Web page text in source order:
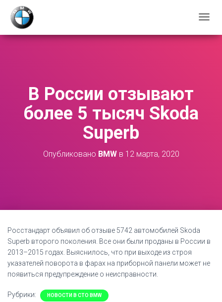
Е
В России отзывают
более 5 тысяч Skoda
Superb
Опубликовано BMWв 12 марта, 2020
Росстандарт объявил об отзыве 5742 автомобилей Skoda
Superb второго поколения. Все они были проданы в России в
2013–2015 годах. Выяснилось, что при выходе из строя
указателей поворота в фарах на приборной панели может не
появиться предупреждение о неисправности.
Рубрики: НОВОСТИ В СТО BMW